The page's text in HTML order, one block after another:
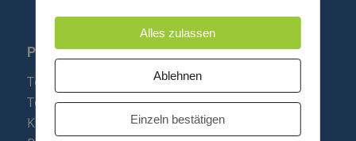
PRODUKTE
Telefonanlagen
Telefone
Konftel Konferenztelefone
Alles zulassen
Ablehnen
Einzeln bestätigen